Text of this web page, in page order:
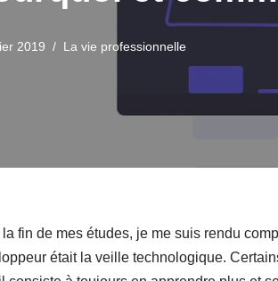
2019 La vie professionnelle
fin de mes études, je me suis rendu
était la veille technologique.